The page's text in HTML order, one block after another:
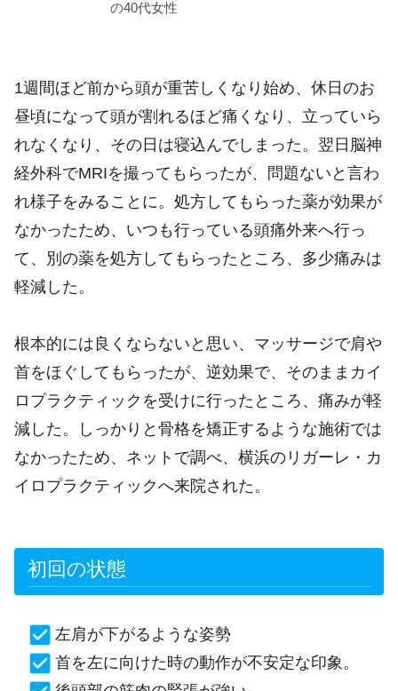
の40代女性
1週間ほど前から頭が重苦しくなり始め、休日のお
昼頃になって頭が割れるほど痛くなり、立っていら
れなくなり、その日は寝込んでしまった。翌日脳神
経外科でMRIを撮ってもらったが、問題ないと言わ
れ様子をみることに。処方してもらった薬が効果が
なかったため、いつも行っている頭痛外来へ行っ
て、別の薬を処方してもらったところ、多少痛みは
軽減した。
根本的には良くならないと思い、マッサージで肩や
首をほぐしてもらったが、逆効果で、そのままカイ
ロプラクティックを受けに行ったところ、痛みが軽
減した。しっかりと骨格を矯正するような施術では
なかったため、ネットで調べ、横浜のリガーレ・カ
イロプラクティックへ来院された。
初回の状態
左肩が下がるような姿勢
首を左に向けた時の動作が不安定な印象。